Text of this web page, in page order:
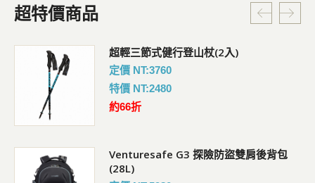
超特價商品
超輕三節式健行登山杖(2入)
定價 NT:3760
特價 NT:2480
約66折
Venturesafe G3 探險防盜雙肩後背包
(28L)